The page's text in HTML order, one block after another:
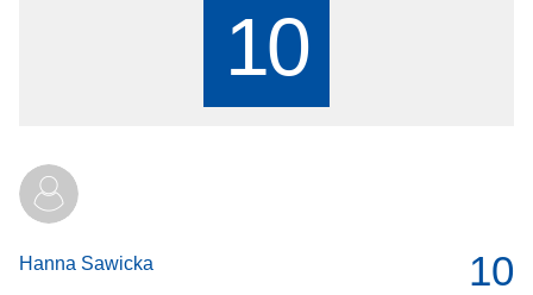
10
10
Hanna Sawicka